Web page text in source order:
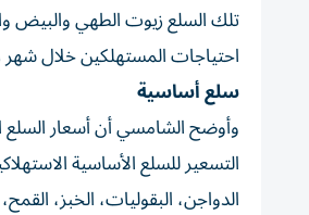
تلك السلع زيوت الطهي والبيض
احتياجات المستهلكين خلال شهر
سلع أساسية
وأوضح الشامسي أن أسعار